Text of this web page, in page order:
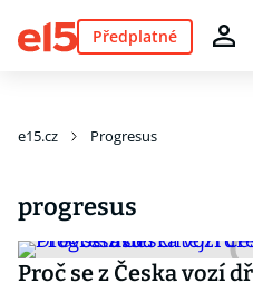
Předplatné
e15.cz Progresus
progresus
Proč se z Česka vozí